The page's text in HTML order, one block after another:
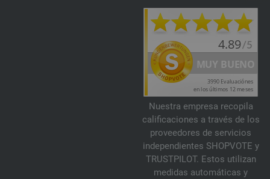
Nuestra empresa recopila
calificaciones a través de los
proveedores de servicios
independientes SHOPVOTE y
TRUSTPILOT. Estos utilizan
medidas automáticas y